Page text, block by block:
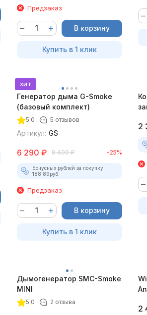
Предзаказ
В корзину
Купить в 1 клик
хит
Генератор дыма G-Smoke
(базовый комплект)
5.0 5 отзывов
Артикул: GS
6 290 ₽ 8 400 ₽ -25%
Бонусных рублей за покупку:
188.89руб.
Предзаказ
В корзину
Купить в 1 клик
2
Дымогенератор SMC-Smoke
MINI
5.0 2 отзыва
2